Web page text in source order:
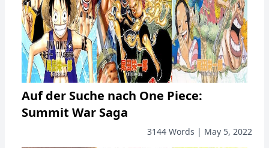
Auf der Suche nach One Piece:
Summit War Saga
3144 Words | May 5, 2022